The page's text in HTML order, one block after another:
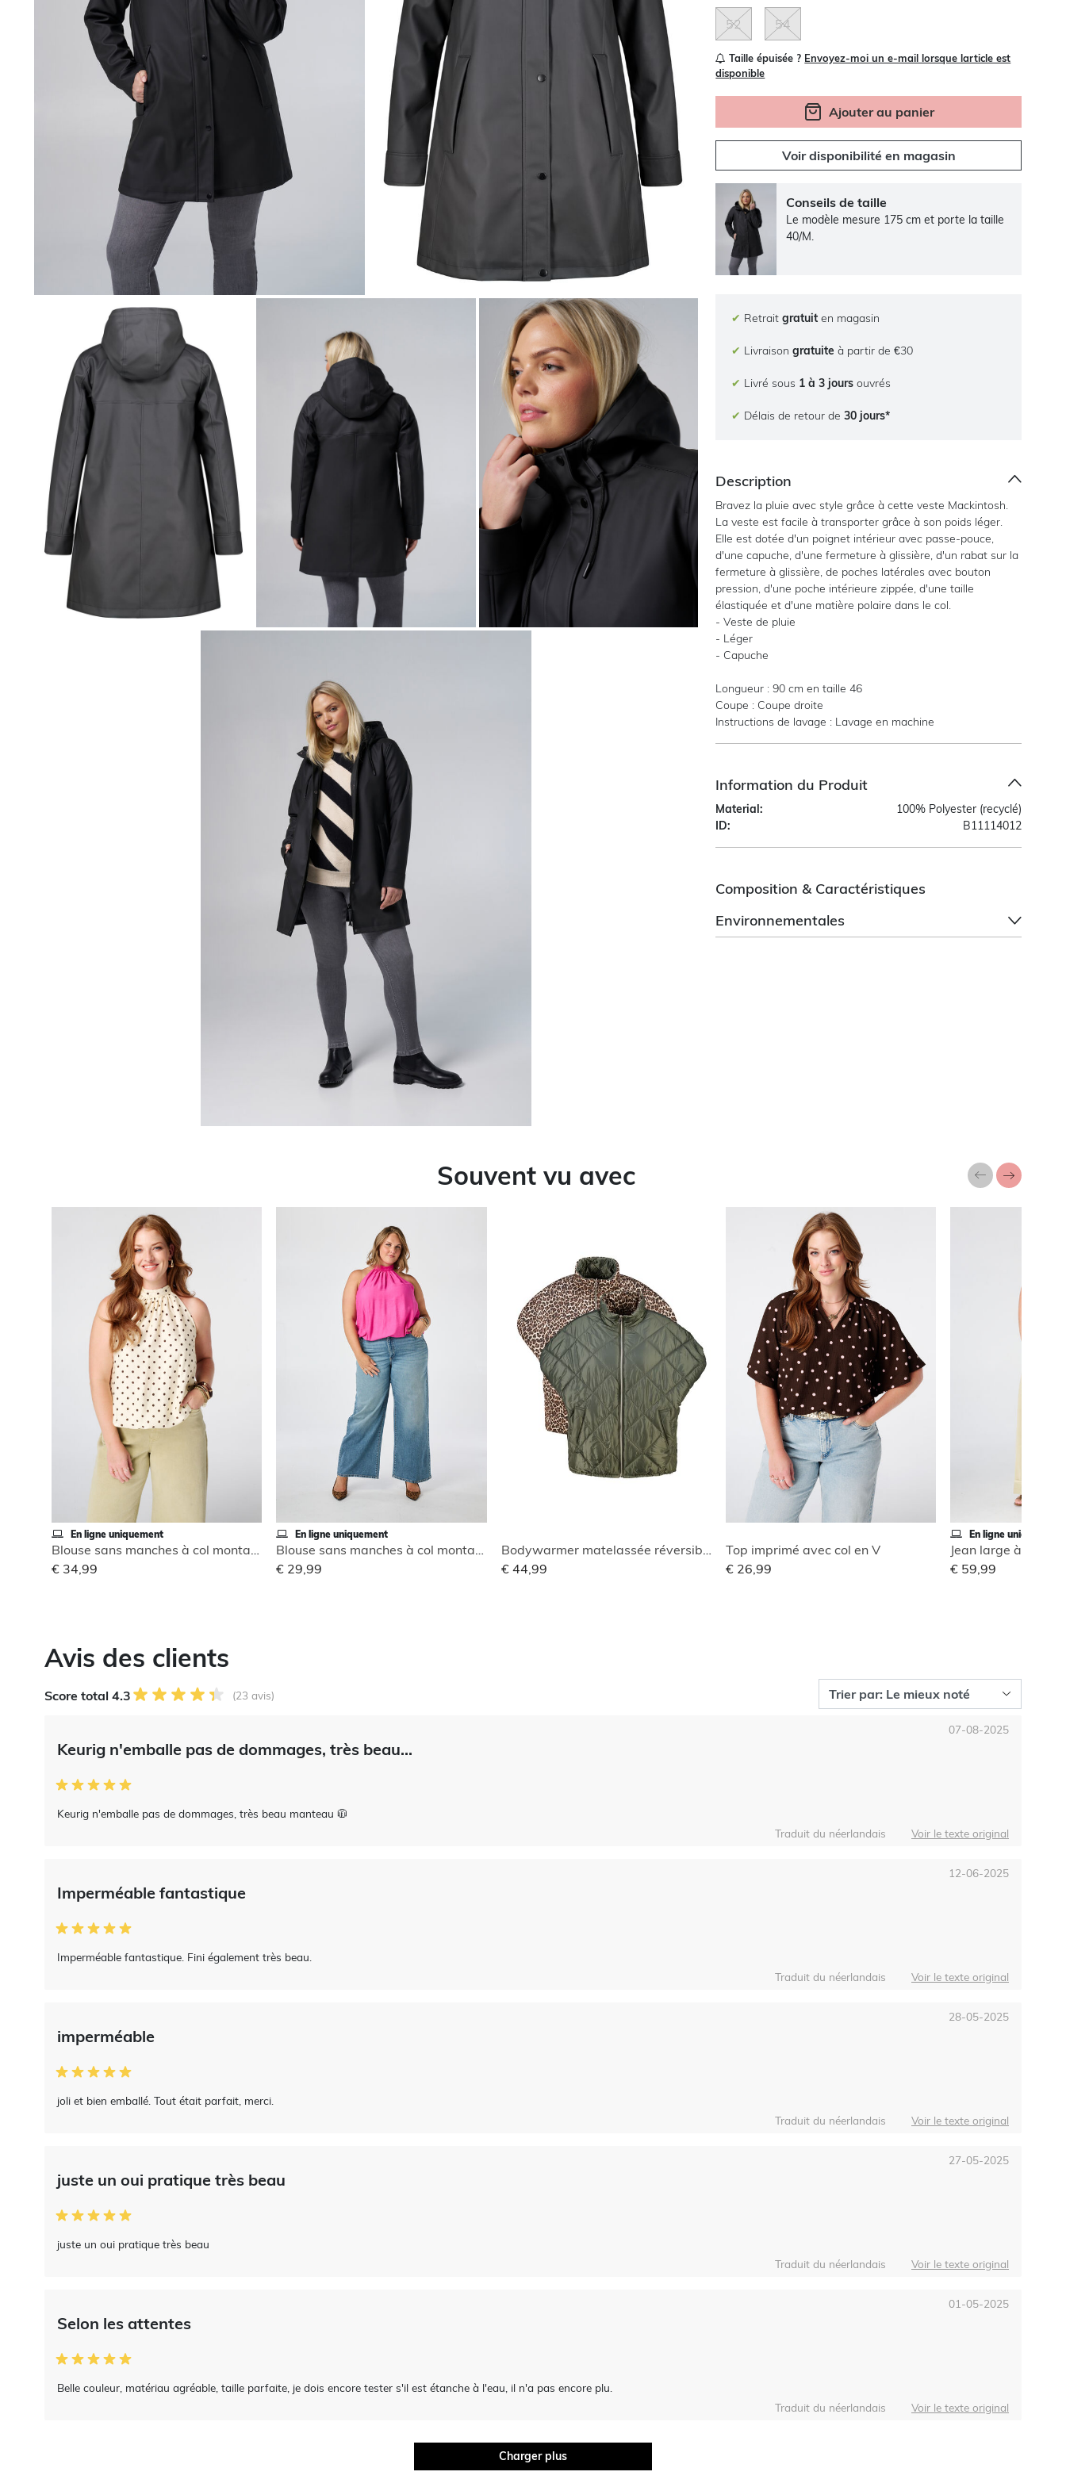
52 54
Taille épuisée ? Envoyez-moi un e-mail lorsque larticle est
disponible
Ajouter au panier
Voir disponibilité en magasin
Conseils de taille
Le modèle mesure 175 cm et porte la taille
40/M.
✔ Retraitgratuit en magasin
✔ Livraisongratuite à partir de €30
✔ Livré sous 1 à 3 jours ouvrés
✔ Délais de retour de30 jours*
Description
Bravez la pluie avec style grâce à cette veste Mackintosh.
La veste est facile à transporter grâce à son poids léger.
Elle est dotée d'un poignet intérieur avec passe-pouce,
d'une capuche, d'une fermeture à glissière, d'un rabat sur la
fermeture à glissière, de poches latérales avec bouton
pression, d'une poche intérieure zippée, d'une taille
élastiquée et d'une matière polaire dans le col.
- Veste de pluie
- Léger
- Capuche
Longueur : 90 cm en taille 46
Coupe : Coupe droite
Instructions de lavage : Lavage en machine
Information du Produit
Material:
100% Polyester (recyclé)
ID:
B11114012
Composition & Caractéristiques
Environnementales
Souvent vu avec
En ligne uniquement
Blouse sans manches à col montant
€ 34,99
En ligne uniquement
Blouse sans manches à col montant
€ 29,99
Bodywarmer matelassée réversible
€ 44,99
Top imprimé avec col en V
€ 26,99
En ligne uniquement
Jean large à revers
€ 59,99
Avis des clients
Score total 4.3 (23 avis)
Keurig n'emballe pas de dommages, très beau...
Keurig n'emballe pas de dommages, très beau manteau 🧥
07-08-2025
Traduit du néerlandais Voir le texte original
Imperméable fantastique
Imperméable fantastique. Fini également très beau.
12-06-2025
Traduit du néerlandais Voir le texte original
imperméable
joli et bien emballé. Tout était parfait, merci.
28-05-2025
Traduit du néerlandais Voir le texte original
juste un oui pratique très beau
juste un oui pratique très beau
27-05-2025
Traduit du néerlandais Voir le texte original
Selon les attentes
Belle couleur, matériau agréable, taille parfaite, je dois encore tester s'il est étanche à l'eau, il n'a pas encore plu.
01-05-2025
Traduit du néerlandais Voir le texte original
Charger plus